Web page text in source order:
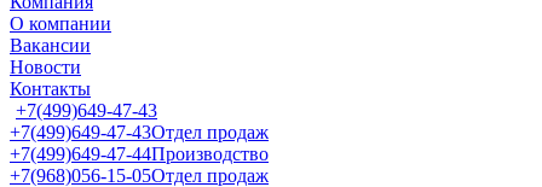
О компании
Вакансии
Новости
Контакты
+7(499)649-47-43
+7(499)649-47-43Отдел продаж
+7(499)649-47-44Производство
+7(968)056-15-05Отдел продаж